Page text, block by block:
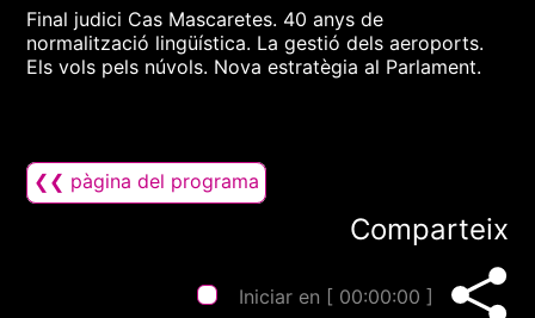
Final judici Cas Mascaretes. 40 anys de
normalització lingüística. La gestió dels aeroports.
Els vols pels núvols. Nova estratègia al Parlament.
❮❮ pàgina del programa
Comparteix
Iniciar en [ 00:00:00 ]